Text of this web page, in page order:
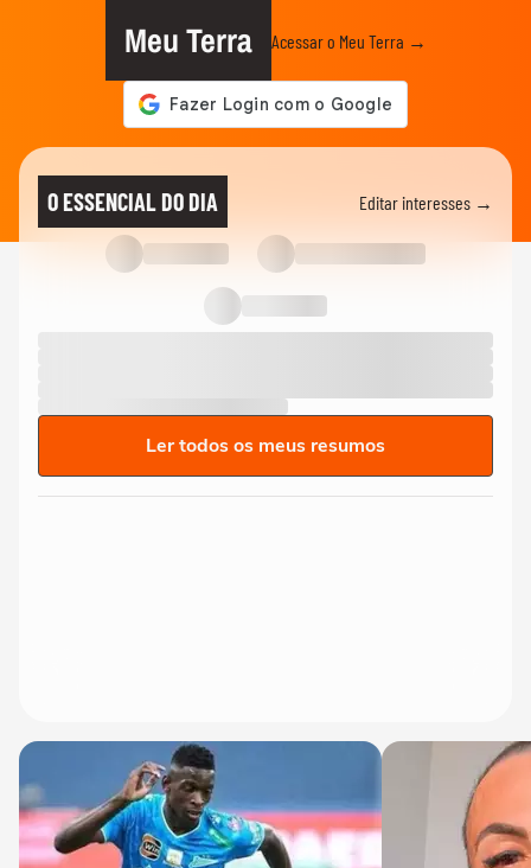
Meu Terra Acessar o Meu Terra →
O ESSENCIAL DO DIA Editar interesses →
Ler todos os meus resumos